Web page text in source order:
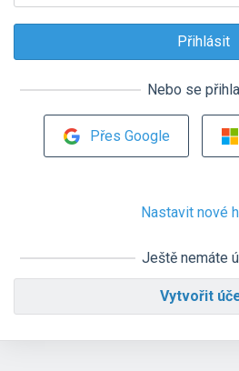
Nebo se
Přes Google
Nastavit nové
Ještě nemáte
Vytvořit